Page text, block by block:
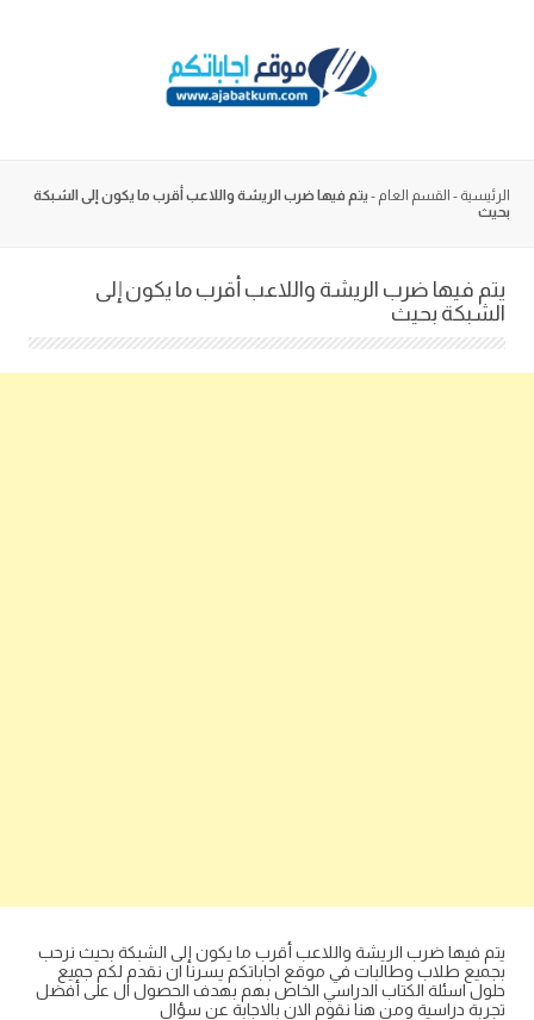
الرئيسية - القسم العام - يتم فيها ضرب الريشة واللاعب أقرب ما يكون إلى الشبكة
بحيث
يتم فيها ضرب الريشة واللاعب أقرب ما يكون إلى
الشبكة بحيث
يتم فيها ضرب الريشة واللاعب أقرب ما يكون إلى الشبكة بحيث نرحب
بجميع طلاب وطالبات في موقع اجاباتكم يسرنا ان نقدم لكم جميع
حلول اسئلة الكتاب الدراسي الخاص بهم بهدف الحصول ال على أفضل
تجربة دراسية ومن هنا نقوم الان بالاجابة عن سؤال